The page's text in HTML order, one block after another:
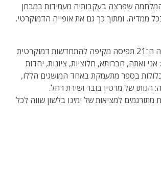
שפרצה בעקבותיה מעמידות במבחן
ממדיה, ומתוך כך גם את אופייה הדמוקרטי.
הספר מציע לישראל של המאה ה־21 תפיסה מקיפה להתחדשות דמוקרטית
ואתה, חברותא, חלוציות, ציונות, יהדות
בספר מתעמקת באחד המושגים הללו,
הגותו של מרטין בובר ושירת רחל.
מתורגמים למציאות של ימינו בלשון שווה לכל